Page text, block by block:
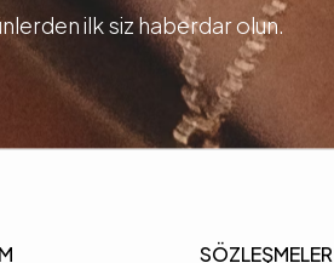
ilk siz haberdar olun.
SÖZLEŞMELER